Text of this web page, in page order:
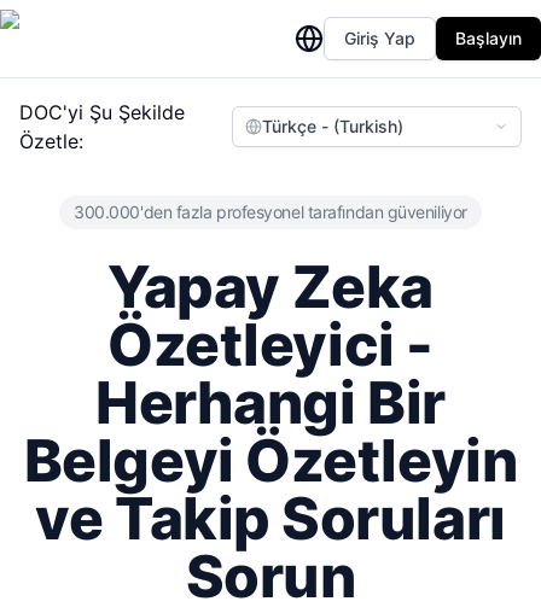
Giriş Yap Başlayın
DOC'yi Şu Şekilde
Özetle:
Türkçe - (Turkish)
300.000'den fazla profesyonel tarafından güveniliyor
Yapay Zeka
Özetleyici -
Herhangi Bir
Belgeyi Özetleyin
ve Takip Soruları
Sorun